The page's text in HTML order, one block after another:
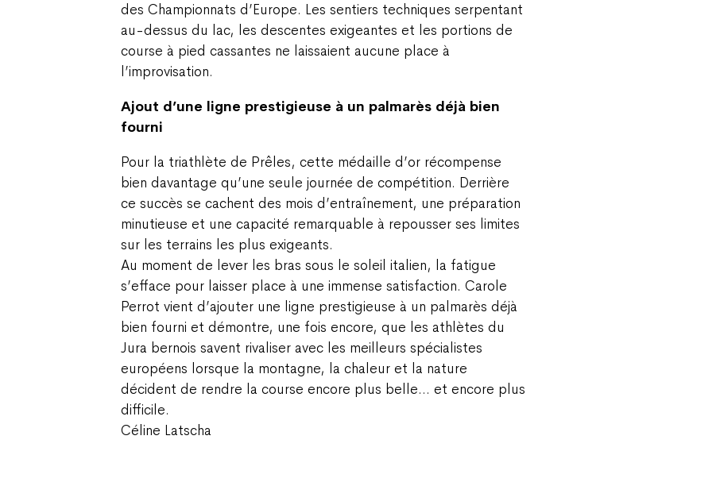
des Championnats d’Europe. Les sentiers techniques serpentant
au-dessus du lac, les descentes exigeantes et les portions de
course à pied cassantes ne laissaient aucune place à
l’improvisation.
Ajout d’une ligne prestigieuse à un palmarès déjà bien
fourni
Pour la triathlète de Prêles, cette médaille d’or récompense
bien davantage qu’une seule journée de compétition. Derrière
ce succès se cachent des mois d’entraînement, une préparation
minutieuse et une capacité remarquable à repousser ses limites
sur les terrains les plus exigeants.
Au moment de lever les bras sous le soleil italien, la fatigue
s’efface pour laisser place à une immense satisfaction. Carole
Perrot vient d’ajouter une ligne prestigieuse à un palmarès déjà
bien fourni et démontre, une fois encore, que les athlètes du
Jura bernois savent rivaliser avec les meilleurs spécialistes
européens lorsque la montagne, la chaleur et la nature
décident de rendre la course encore plus belle… et encore plus
difficile.
Céline Latscha